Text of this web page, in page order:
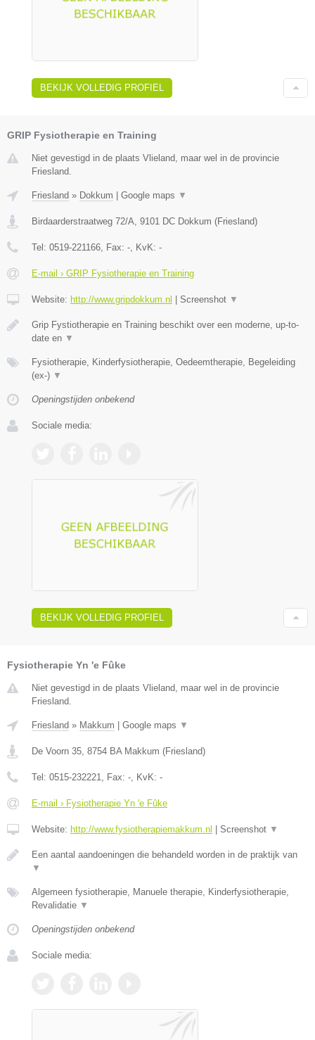
BEKIJK VOLLEDIG PROFIEL
GRIP Fysiotherapie en Training
Niet gevestigd in de plaats Vlieland, maar wel in de provincie
Friesland.
Friesland » Dokkum Google maps ▼
Birdaarderstraatweg 72/A 9101 DC Dokkum (Friesland)
Tel: 0519-221166 , Fax: - , KvK: -
E-mail › GRIP Fysiotherapie en Training
Website: http://www.gripdokkum.nl Screenshot ▼
Grip Fystiotherapie en Training beschikt over een moderne, up-to-
date en ▼
Fysiotherapie, Kinderfysiotherapie, Oedeemtherapie, Begeleiding
(ex-) ▼
Openingstijden onbekend
Sociale media:
BEKIJK VOLLEDIG PROFIEL
Fysiotherapie Yn 'e Fûke
Niet gevestigd in de plaats Vlieland, maar wel in de provincie
Friesland.
Friesland » Makkum | Google maps ▼
De Voorn 35 8754 BA Makkum (Friesland)
Tel: 0515-232221 , Fax: - , KvK: -
E-mail › Fysiotherapie Yn 'e Fûke
Website: http://www.fysiotherapiemakkum.nl | Screenshot ▼
Een aantal aandoeningen die behandeld worden in de praktijk van
▼
Algemeen fysiotherapie, Manuele therapie, Kinderfysiotherapie,
Revalidatie ▼
Openingstijden onbekend
Sociale media: